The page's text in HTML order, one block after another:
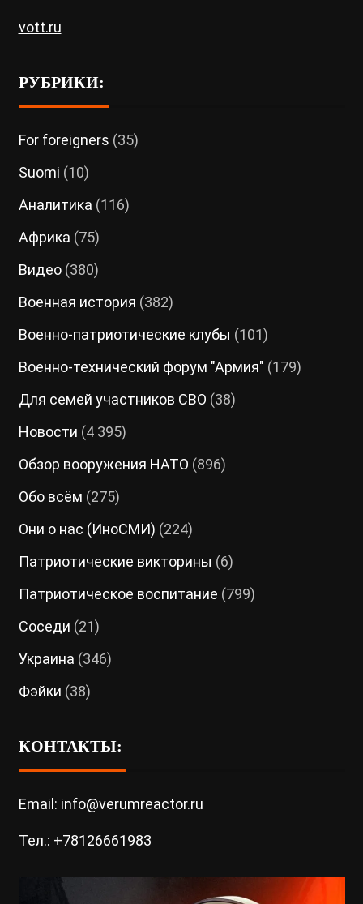
vott.ru
РУБРИКИ:
For foreigners (35)
Suomi (10)
Аналитика (116)
Африка (75)
Видео(380)
Военная история (382)
Военно-патриотические клубы (101)
Военно-технический форум "Армия" (179)
Для семей участников СВО (38)
Новости (4 395)
Обзор вооружения НАТО (896)
Обо всём (275)
Они о нас (ИноСМИ) (224)
Патриотические викторины (6)
Патриотическое воспитание (799)
Соседи (21)
Украина (346)
Фэйки (38)
КОНТАКТЫ:
Email: info@verumreactor.ru
Тел.: +78126661983